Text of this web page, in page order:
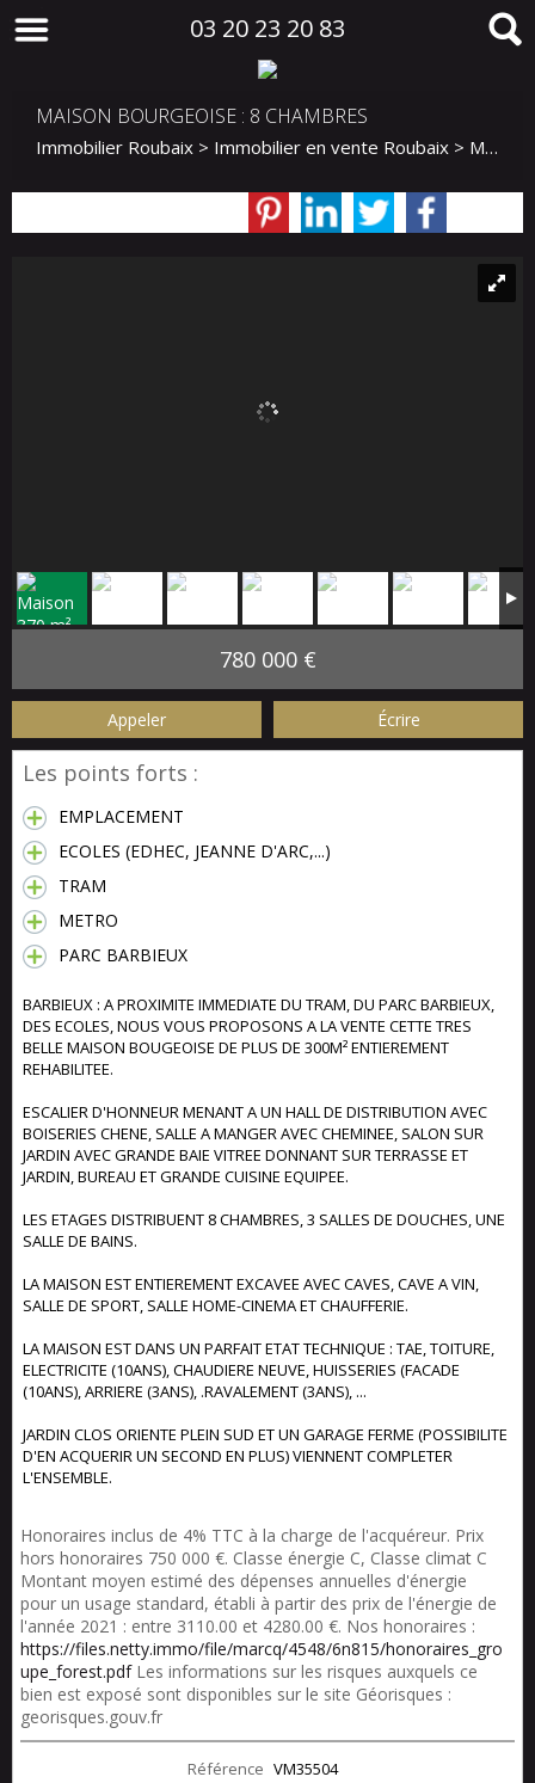
03 20 23 20 83
MAISON BOURGEOISE : 8 CHAMBRES
Immobilier Roubaix > Immobilier en vente Roubaix > Maison Mitoyenne 2 côtés en vente Roubaix
780 000 €
Appeler Écrire
Les points forts :
EMPLACEMENT
ECOLES (EDHEC, JEANNE D'ARC,...)
TRAM
METRO
PARC BARBIEUX
BARBIEUX : A PROXIMITE IMMEDIATE DU TRAM, DU PARC BARBIEUX,
DES ECOLES, NOUS VOUS PROPOSONS A LA VENTE CETTE TRES
BELLE MAISON BOUGEOISE DE PLUS DE 300M² ENTIEREMENT
REHABILITEE.
ESCALIER D'HONNEUR MENANT A UN HALL DE DISTRIBUTION AVEC
BOISERIES CHENE, SALLE A MANGER AVEC CHEMINEE, SALON SUR
JARDIN AVEC GRANDE BAIE VITREE DONNANT SUR TERRASSE ET
JARDIN, BUREAU ET GRANDE CUISINE EQUIPEE.
LES ETAGES DISTRIBUENT 8 CHAMBRES, 3 SALLES DE DOUCHES, UNE
SALLE DE BAINS.
LA MAISON EST ENTIEREMENT EXCAVEE AVEC CAVES, CAVE A VIN,
SALLE DE SPORT, SALLE HOME-CINEMA ET CHAUFFERIE.
LA MAISON EST DANS UN PARFAIT ETAT TECHNIQUE : TAE, TOITURE,
ELECTRICITE (10ANS), CHAUDIERE NEUVE, HUISSERIES (FACADE
(10ANS), ARRIERE (3ANS), .RAVALEMENT (3ANS), ...
JARDIN CLOS ORIENTE PLEIN SUD ET UN GARAGE FERME (POSSIBILITE
D'EN ACQUERIR UN SECOND EN PLUS) VIENNENT COMPLETER
L'ENSEMBLE.
Honoraires inclus de 4% TTC à la charge de l'acquéreur. Prix
hors honoraires 750 000 €. Classe énergie C, Classe climat C
Montant moyen estimé des dépenses annuelles d'énergie
pour un usage standard, établi à partir des prix de l'énergie de
l'année 2021 : entre 3110.00 et 4280.00 €. Nos honoraires :
https://files.netty.immo/file/marcq/4548/6n815/honoraires_gro
upe_forest.pdfLes informations sur les risques auxquels ce
bien est exposé sont disponibles sur le site Géorisques :
georisques.gouv.fr
Référence VM35504